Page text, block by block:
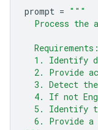
prompt = """
Process the
  Requirements:
1. Identify
2. Provide
3. Detect
4. If not
5. Identify
6. Provide a